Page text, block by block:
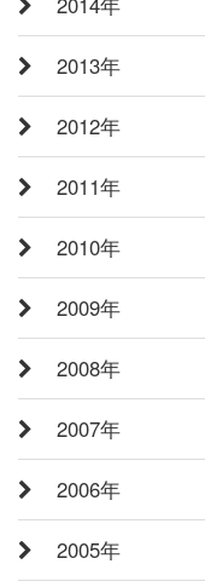
2013年
2012年
2011年
2010年
2009年
2008年
2007年
2006年
2005年